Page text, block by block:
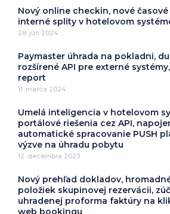
Nový online checkin, nové
interné splity v hotelovom
28. jún 2024
Paymaster úhrada na pokladni,
rozšírené API pre externé
report
11. marca 2024
Umelá inteligencia v hotelovom
portálové riešenia cez API,
automatické spracovanie PUSH
výzve na úhradu pobytu
12. decembra 2023
Nový prehľad dokladov,
položiek skupinovej rezervácii,
uhradenej proforma faktúry na
web bookingu